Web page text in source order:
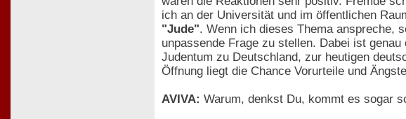
ich an der Universität und im öffentlichen
"Jude". Wenn ich dieses Thema anspreche,
unpassende Frage zu stellen. Dabei ist
Judentum zu Deutschland, zur heutigen
Öffnung liegt die Chance Vorurteile und
AVIVA: Warum, denkst Du, kommt es sogar